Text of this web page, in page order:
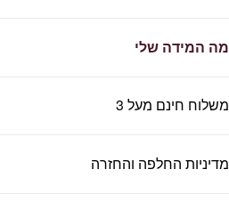
מה המידה שלי
משלוח חינם מעל 3
מדיניות החלפה והחזרה